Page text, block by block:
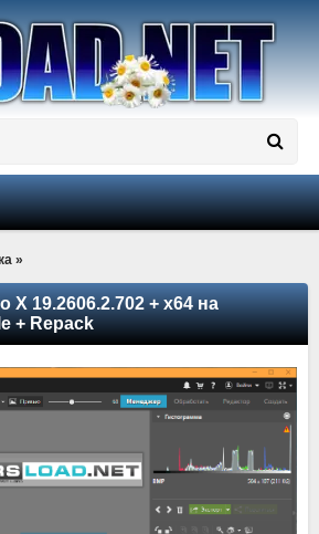
»
X 19.2606.2.702 + x64 на
+ Repack